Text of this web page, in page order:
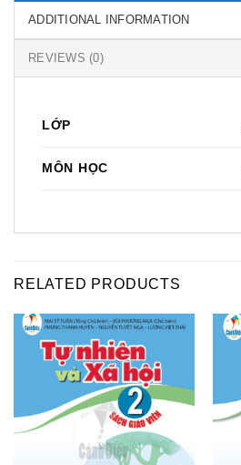
ADDITIONAL INFORMATION
REVIEWS (0)
LỚP
MÔN HỌC
RELATED PRODUCTS